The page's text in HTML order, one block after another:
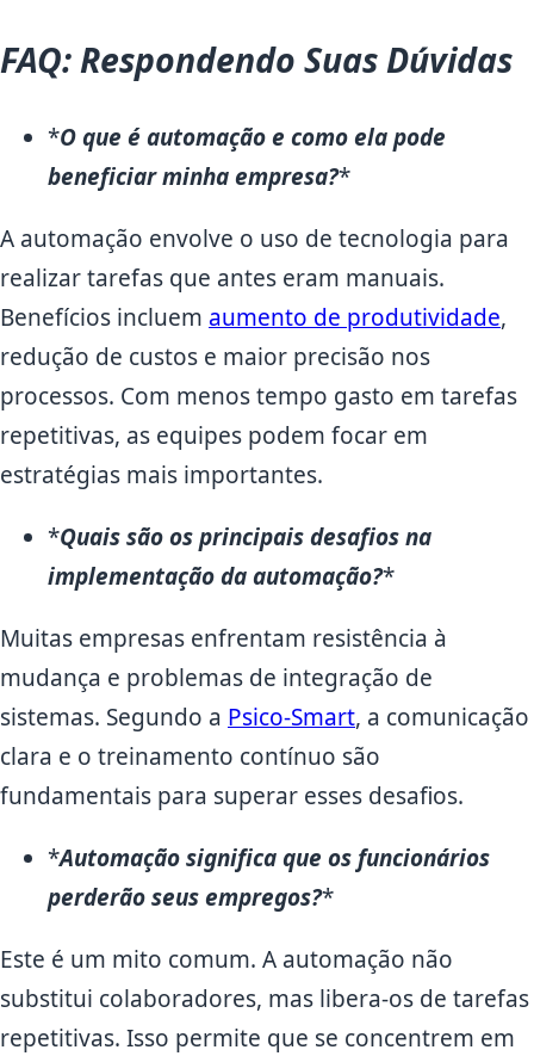
FAQ: Respondendo Suas Dúvidas
*O que é automação e como ela pode
beneficiar minha empresa?*
A automação envolve o uso de tecnologia para
realizar tarefas que antes eram manuais.
Benefícios incluem aumento de produtividade,
redução de custos e maior precisão nos
processos. Com menos tempo gasto em tarefas
repetitivas, as equipes podem focar em
estratégias mais importantes.
*Quais são os principais desafios na
implementação da automação?*
Muitas empresas enfrentam resistência à
mudança e problemas de integração de
sistemas. Segundo a Psico-Smart, a comunicação
clara e o treinamento contínuo são
fundamentais para superar esses desafios.
*Automação significa que os funcionários
perderão seus empregos?*
Este é um mito comum. A automação não
substitui colaboradores, mas libera-os de tarefas
repetitivas. Isso permite que se concentrem em